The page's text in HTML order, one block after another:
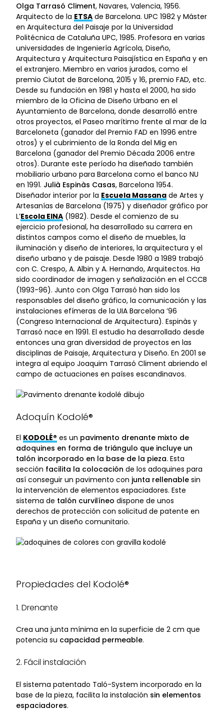
Olga Tarrasó Climent, Navares, Valencia, 1956.
Arquitecto de la ETSA de Barcelona. UPC 1982 y Máster
en Arquitectura del Paisaje por la Universidad
Politécnica de Cataluña UPC, 1985. Profesora en varias
universidades de Ingeniería Agrícola, Diseño,
Arquitectura y Arquitectura Paisajística en España y en
el extranjero. Miembro en varios jurados, como el
premio Ciutat de Barcelona, 2015 y 16, premio FAD, etc.
Desde su fundación en 1981 y hasta el 2000, ha sido
miembro de la Oficina de Diseño Urbano en el
Ayuntamiento de Barcelona, donde desarrolló entre
otros proyectos, el Paseo marítimo frente al mar de la
Barceloneta (ganador del Premio FAD en 1996 entre
otros) y el cubrimiento de la Ronda del Mig en
Barcelona (ganador del Premio Década 2006 entre
otros). Durante este período ha diseñado también
mobiliario urbano para Barcelona como el banco NU
en 1991. Julià Espinàs Casas, Barcelona 1954.
Diseñador interior por la Escuela Massana de Artes y
Artesanías de Barcelona (1975) y diseñador gráfico por
L’Escola EINA (1982). Desde el comienzo de su
ejercicio profesional, ha desarrollado su carrera en
distintos campos como el diseño de muebles, la
iluminación y diseño de interiores, la arquitectura y el
diseño urbano y de paisaje. Desde 1980 a 1989 trabajó
con C. Crespo, A. Albin y A. Hernando, Arquitectos. Ha
sido coordinador de imagen y señalización en el CCCB
(1993-96). Junto con Olga Tarrasó han sido los
responsables del diseño gráfico, la comunicación y las
instalaciones efímeras de la UIA Barcelona ’96
(Congreso Internacional de Arquitectura). Espinàs y
Tarrasó nace en 1991. El estudio ha desarrollado desde
entonces una gran diversidad de proyectos en las
disciplinas de Paisaje, Arquitectura y Diseño. En 2001 se
integra al equipo Joaquim Tarrasó Climent abriendo el
campo de actuaciones en países escandinavos.
Adoquín Kodolé®
El KODOLÉ® es un pavimento drenante mixto de
adoquines en forma de triángulo que incluye un
talón incorporado en la base de la pieza. Esta
sección facilita la colocación de los adoquines para
así conseguir un pavimento con junta rellenable sin
la intervención de elementos espaciadores. Este
sistema de talón curvilíneo dispone de unos
derechos de protección con solicitud de patente en
España y un diseño comunitario.
Propiedades del Kodolé®
1. Drenante
Crea una junta mínima en la superficie de 2 cm que
potencia su capacidad permeable.
2. Fácil instalación
El sistema patentado Taló-System incorporado en la
base de la pieza, facilita la instalación sin elementos
espaciadores.